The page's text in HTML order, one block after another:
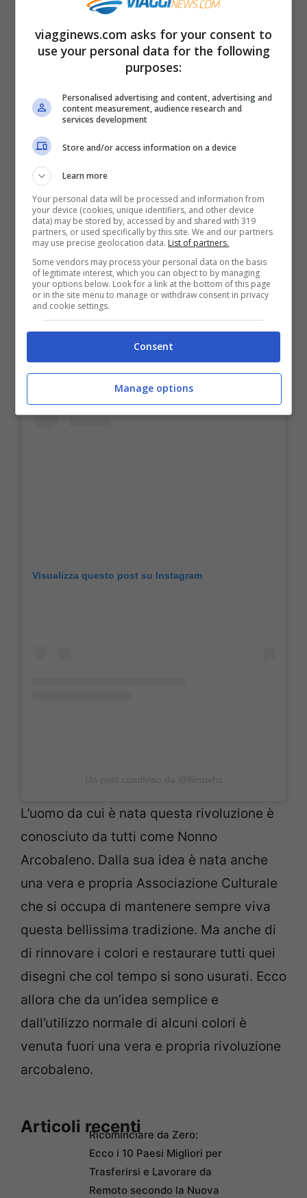
sorti del villaggio dalla
distruzione
L’uomo che allora aveva 84 anni, decise di
dare una nuova vita alla sua casa e a
quelle vicine dipingendo tutto quanto
(strade, muri, mobili…) con i colori
dell’arcobaleno. In poco tempo tutti si
accorsero del cambiamento e della
rinnovata e rinata bellezza di questo luogo.
Persino il Governo non poté far finta di
niente e così nel 2014 questa città venne
trasformata in un parco pubblico e allo
stesso tempo anche uno dei luoghi più
Visualizza questo post su Instagram
L’uomo da cui è nata questa rivoluzione è
conosciuto da tutti come Nonno
Arcobaleno. Dalla sua idea è nata anche
una vera e propria Associazione Culturale
che si occupa di mantenere sempre viva
questa bellissima tradizione. Ma anche di
di rinnovare i colori e restaurare tutti quei
disegni che col tempo si sono usurati. Ecco
allora che da un’idea semplice e
dall’utilizzo normale di alcuni colori è
venuta fuori una vera e propria rivoluzione
arcobaleno.
Articoli recentiRicominciare da Zero:
Ecco i 10 Paesi Migliori per
Trasferirsi e Lavorare da
Remoto secondo la Nuova
viagginews.com asks for your consent to
use your personal data for the following
purposes:
Personalised advertising and content, advertising and
content measurement, audience research and
services development
Store and/or access information on a device
Learn more
Your personal data will be processed and information from
your device (cookies, unique identifiers, and other device
data) may be stored by, accessed by and shared with 319
partners, or used specifically by this site. We and our partners
may use precise geolocation data. List of partners.
Some vendors may process your personal data on the basis
of legitimate interest, which you can object to by managing
your options below. Look for a link at the bottom of this page
or in the site menu to manage or withdraw consent in privacy
and cookie settings.
Consent
Manage options